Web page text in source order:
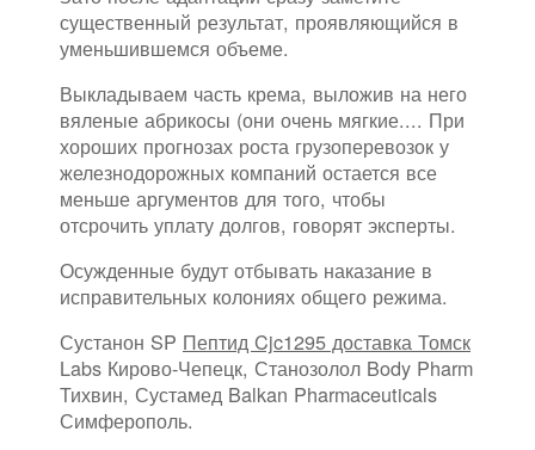
существенный результат, проявляющийся в
уменьшившемся объеме.
Выкладываем часть крема, выложив на него
вяленые абрикосы (они очень мягкие.... При
хороших прогнозах роста грузоперевозок у
железнодорожных компаний остается все
меньше аргументов для того, чтобы
отсрочить уплату долгов, говорят эксперты.
Осужденные будут отбывать наказание в
исправительных колониях общего режима.
Сустанон SP Пептид Cjc1295 доставка Томск
Labs Кирово-Чепецк, Станозолол Body Pharm
Тихвин, Сустамед Balkan Pharmaceuticals
Симферополь.